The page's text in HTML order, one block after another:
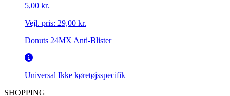
5,00 kr.
Vejl. pris: 29,00 kr.
Donuts 24MX Anti-Blister
Universal Ikke køretøjsspecifik
SHOPPING